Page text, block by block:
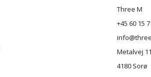
Three M
+45 60 15
Metalvej
4180 Sorø